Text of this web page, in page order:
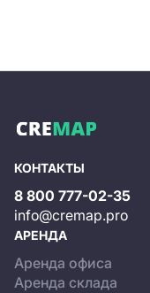
КОНТАКТЫ
8 800 777-02-35
info@cremap.pro
АРЕНДА
Аренда офиса
Аренда склада